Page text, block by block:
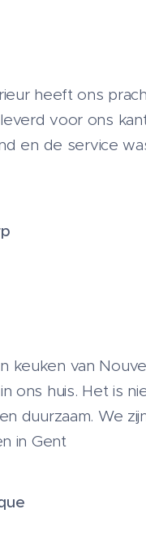
heeft ons
voor ons
en de service
keuken van
ons huis. Het is
duurzaam. We
in Gent